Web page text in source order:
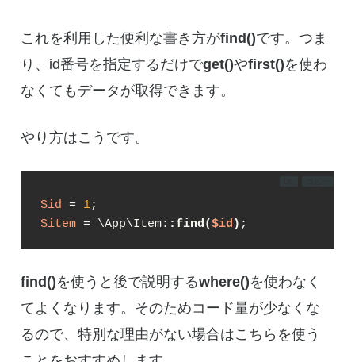
これを利用した便利な書き方がfind()です。つま
り、id番号を指定するだけでget()やfirst()を使わ
なくてもデータが取得できます。
やり方はこうです。
$id = 1
$item = \App\Item: :find($id ) ;
find()を使うと後で説明するwhere()を使わなく
てよくなります。そのためコード量が少なくな
るので、特別な理由がない場合はこちらを使う